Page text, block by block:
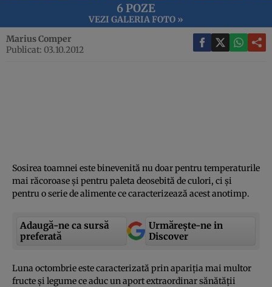
6 POZE
VEZI GALERIA FOTO »
Marius Comper
Publicat: 03.10.2012
Sosirea toamnei este binevenită nu doar pentru temperaturile
mai răcoroase şi pentru paleta deosebită de culori, ci şi
pentru o serie de alimente ce caracterizează acest anotimp.
Adaugă-ne ca sursă
preferată
Urmărește-ne in
Discover
Luna octombrie este caracterizată prin apariţia mai multor
fructe şi legume ce aduc un aport extraordinar sănătăţii